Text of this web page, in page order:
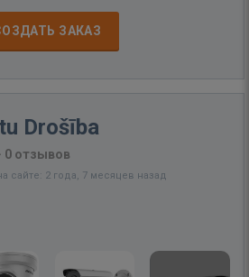
ЗАКАЗ
Drošība
· 0 отзывов
сайте: 2 года, 7 месяцев назад